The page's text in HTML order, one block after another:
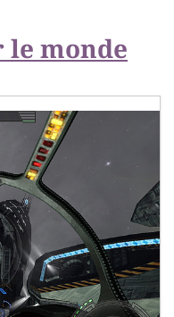
le monde